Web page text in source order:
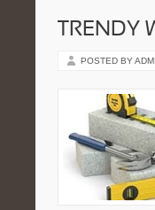
TRENDY
POSTED BY